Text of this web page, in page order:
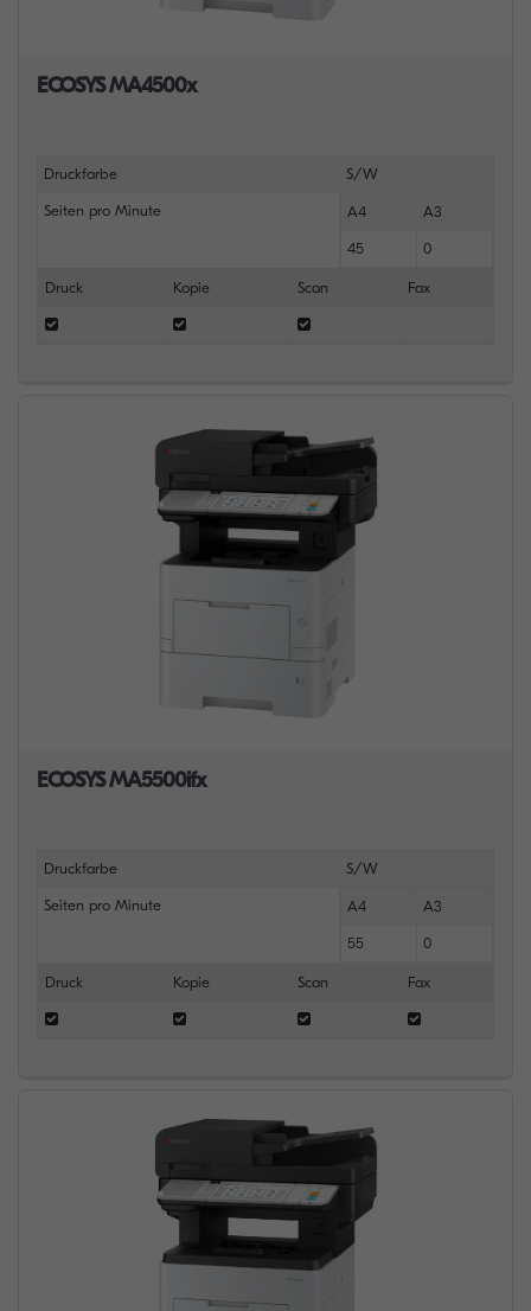
ECOSYS MA4500x
Druckfarbe S/W
Seiten pro Minute A4 A3
45 0
Druck Kopie Scan Fax
ECOSYS MA5500ifx
Druckfarbe S/W
Seiten pro Minute A4 A3
55 0
Druck Kopie Scan Fax